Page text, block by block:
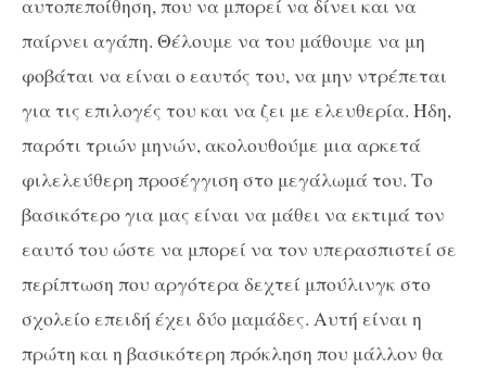
αυτοπεποίθηση, που να μπορεί να δίνει και να
παίρνει αγάπη. Θέλουμε να του μάθουμε να μη
φοβάται να είναι ο εαυτός του, να μην ντρέπεται
για τις επιλογές του και να ζει με ελευθερία. Ήδη,
παρότι τριών μηνών, ακολουθούμε μια αρκετά
φιλελεύθερη προσέγγιση στο μεγάλωμά του. Το
βασικότερο για μας είναι να μάθει να εκτιμά τον
εαυτό του ώστε να μπορεί να τον υπερασπιστεί σε
περίπτωση που αργότερα δεχτεί μπούλινγκ στο
σχολείο επειδή έχει δύο μαμάδες. Αυτή είναι η
πρώτη και η βασικότερη πρόκληση που μάλλον θα